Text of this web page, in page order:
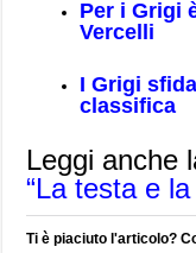
Per i Grigi
Vercelli
I Grigi
classifica
Leggi anche
“La testa e la
Ti è piaciuto l'articolo?